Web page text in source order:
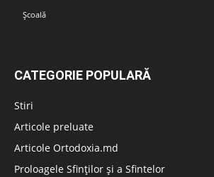
Școală
CATEGORIE POPULARĂ
Stiri
Articole preluate
Articole Ortodoxia.md
Proloagele Sfinților și a Sfintelor